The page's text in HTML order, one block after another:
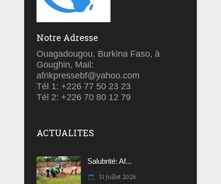
Notre Adresse
Ouagadougou, Burkina Faso, à
Goughin, Mail:
afrikpressebf@yahoo.com
Tél 1: +226 77 50 23 23
Tél 2: +226 70 80 12 79
ACTUALITES
Salubrité: Af...
31 juillet 2026